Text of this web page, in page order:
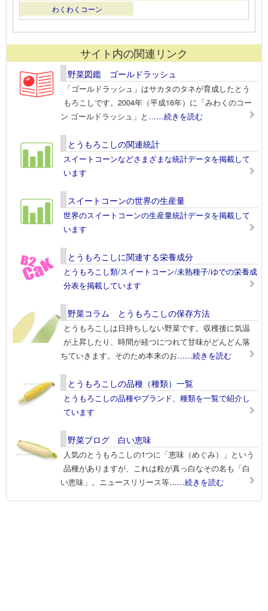
わくわくコーン
サイト内の関連リンク
野菜図鑑 ゴールドラッシュ
「ゴールドラッシュ」はサカタのタネが育成したとう
もろこしです。2004年（平成16年）に「みわくのコー
ン ゴールドラッシュ」と ……続きを読む
とうもろこしの関連統計
スイートコーンなどさまざまな統計データを掲載して
います
スイートコーンの世界の生産量
世界のスイートコーンの生産量統計データを掲載して
います
とうもろこしに関連する栄養成分
とうもろこし類/スイートコーン/未熟種子/ゆでの栄養成
分表を掲載しています
野菜コラム とうもろこしの保存方法
とうもろこしは日持ちしない野菜です。収穫後に気温
が上昇したり、時間が経つにつれて甘味がどんどん落
ちていきます。そのため本来のお……続きを読む
とうもろこしの品種（種類）一覧
とうもろこしの品種やブランド、種類を一覧で紹介し
ています
野菜ブログ 白い恵味
人気のとうもろこしの1つに「恵味（めぐみ）」という
品種がありますが、これは粒が真っ白なその名も「白
い恵味」。ニュースリリース等……続きを読む